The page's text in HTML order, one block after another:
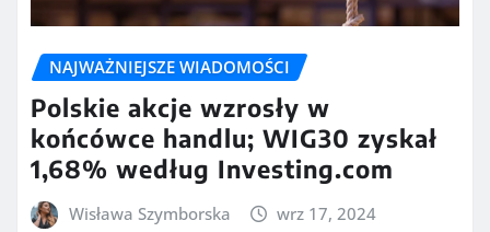
NAJWAŻNIEJSZE WIADOMOŚCI
Polskie akcje wzrosły w
końcówce handlu; WIG30 zyskał
1,68% według Investing.com
Wisława Szymborska wrz 17, 2024